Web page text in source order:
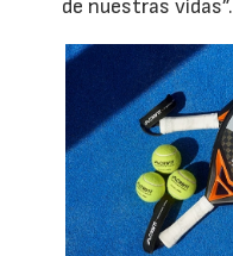
de nuestras vidas”.